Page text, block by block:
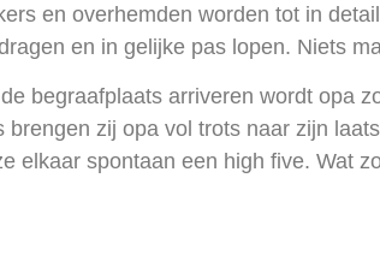
en overhemden worden tot in
en in gelijke pas lopen. Niets
begraafplaats arriveren wordt opa
brengen zij opa vol trots naar zijn
elkaar spontaan een high five. Wat